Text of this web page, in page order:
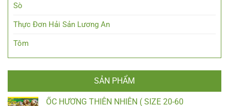
Sò
Thực Đơn Hải Sản Lương An
Tôm
SẢN PHẨM
ỐC HƯƠNG THIÊN NHIÊN ( SIZE 20-60